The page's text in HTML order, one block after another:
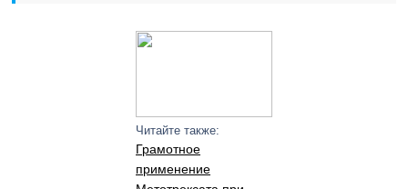
Читайте также:
Грамотное
применение